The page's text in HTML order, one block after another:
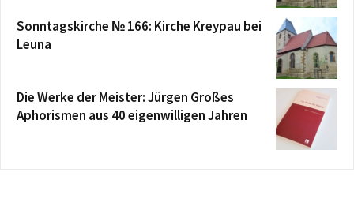
Sonntagskirche № 166: Kirche Kreypau bei
Leuna
Die Werke der Meister: Jürgen Großes
Aphorismen aus 40 eigenwilligen Jahren